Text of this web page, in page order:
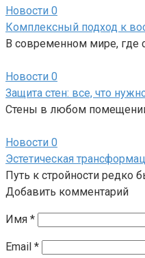
Новости 0
Комплексный подход к
В современном мире, где
Новости 0
Защита стен: все, что
Стены в любом
Новости 0
Эстетическая
Путь к стройности редко
Добавить комментарий
Имя *
Email *